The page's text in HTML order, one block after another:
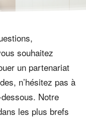
souhaitez
un partenariat
n’hésitez pas à
Notre
les plus brefs